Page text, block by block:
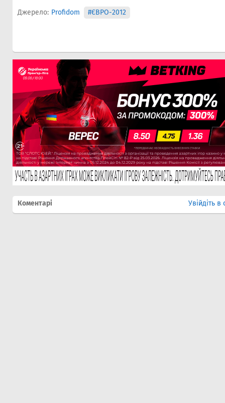
Джерело: Profidom #ЄВРО-2012
Коментарі Увійдіть в